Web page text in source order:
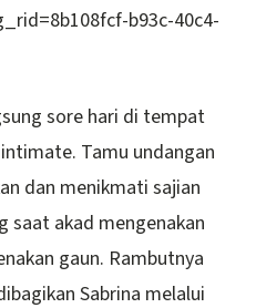
b93c-40c4-
sore hari di tempat
Tamu undangan
dan menikmati sajian
saat akad mengenakan
gaun. Rambutnya
Sabrina melalui